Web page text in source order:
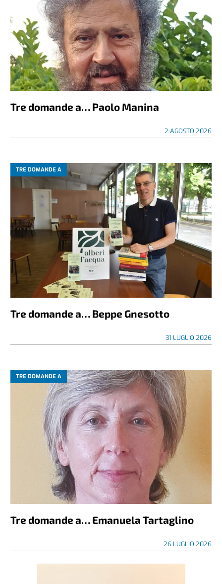
Tre domande a… Paolo Manina
2 AGOSTO 2026
TRE DOMANDE A
Tre domande a… Beppe Gnesotto
31 LUGLIO 2026
TRE DOMANDE A
Tre domande a… Emanuela Tartaglino
26 LUGLIO 2026